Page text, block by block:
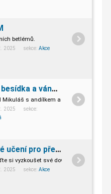
betlémů.
2025 sekce: Akce
Mikulášská besídka a vánoční jarmark
Mikuláš s andílkem a čertíkem.
2025 sekce:
1.Pohádkové učení pro předškoláky
si vyzkoušet své dovednosti.
2025 sekce: Akce